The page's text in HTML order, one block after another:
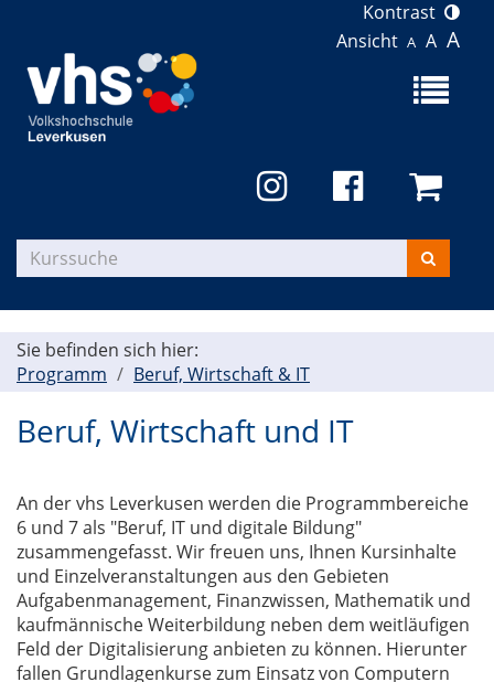
Kontrast
Ansicht A A A
Menü
Kurse
suchen
Sie befinden sich hier:
Programm
Beruf, Wirtschaft & IT
Beruf, Wirtschaft und IT
An der vhs Leverkusen werden die Programmbereiche
6 und 7 als "Beruf, IT und digitale Bildung"
zusammengefasst. Wir freuen uns, Ihnen Kursinhalte
und Einzelveranstaltungen aus den Gebieten
Aufgabenmanagement, Finanzwissen, Mathematik und
kaufmännische Weiterbildung neben dem weitläufigen
Feld der Digitalisierung anbieten zu können. Hierunter
fallen Grundlagenkurse zum Einsatz von Computern